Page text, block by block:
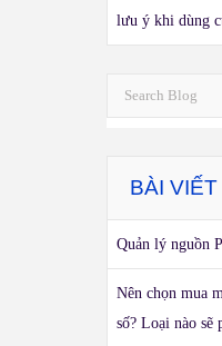
lưu ý khi dùng
BÀI
Quản lý nguồn
Nên chọn mua
số? Loại nào sẽ